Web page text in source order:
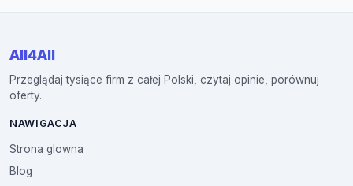
All4All
Przeglądaj tysiące firm z całej Polski, czytaj opinie, porównuj
oferty.
NAWIGACJA
Strona glowna
Blog